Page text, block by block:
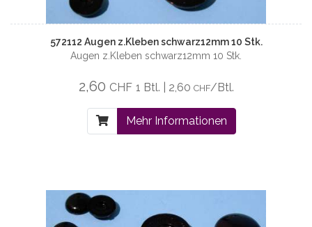
572112 Augen z.Kleben schwarz12mm 10 Stk.
Augen z.Kleben schwarz12mm 10 Stk.
2,60 CHF 1 Btl. | 2,60 CHF/Btl.
Mehr Informationen